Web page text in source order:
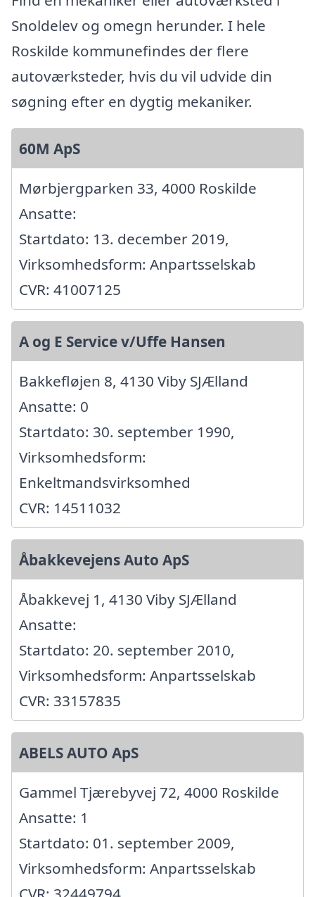
Snoldelev og omegn herunder. I hele
Roskilde kommunefindes der flere
autoværksteder, hvis du vil udvide din
søgning efter en dygtig mekaniker.
60M ApS
Mørbjergparken 33, 4000 Roskilde
Ansatte:
Startdato: 13. december 2019,
Virksomhedsform: Anpartsselskab
CVR: 41007125
A og E Service v/Uffe Hansen
Bakkefløjen 8, 4130 Viby SJÆlland
Ansatte: 0
Startdato: 30. september 1990,
Virksomhedsform:
Enkeltmandsvirksomhed
CVR: 14511032
Åbakkevejens Auto ApS
Åbakkevej 1, 4130 Viby SJÆlland
Ansatte:
Startdato: 20. september 2010,
Virksomhedsform: Anpartsselskab
CVR: 33157835
ABELS AUTO ApS
Gammel Tjærebyvej 72, 4000 Roskilde
Ansatte: 1
Startdato: 01. september 2009,
Virksomhedsform: Anpartsselskab